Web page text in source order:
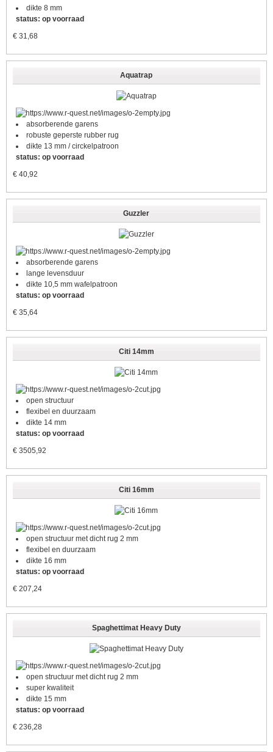
dikte 8 mm
status: op voorraad
€ 31,68
Aquatrap
absorberende garens
robuste geperste rubber rug
dikte 13 mm / circkelpatroon
status: op voorraad
€ 40,92
Guzzler
absorberende garens
lange levensduur
dikte 10,5 mm wafelpatroon
status: op voorraad
€ 35,64
Citi 14mm
open structuur
flexibel en duurzaam
dikte 14 mm
status: op voorraad
€ 3505,92
Citi 16mm
open structuur met dicht rug 2 mm
flexibel en duurzaam
dikte 16 mm
status: op voorraad
€ 207,24
Spaghettimat Heavy Duty
open structuur met dicht rug 2 mm
super kwaliteit
dikte 15 mm
status: op voorraad
€ 236,28